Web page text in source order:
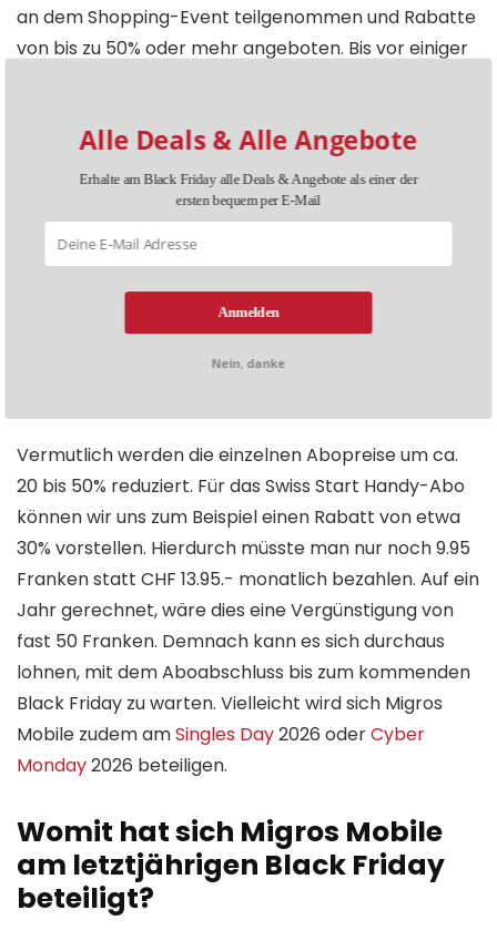
an dem Shopping-Event teilgenommen und Rabatte
von bis zu 50% oder mehr angeboten. Bis vor einiger
sich der Name der Marke mittlerweile geändert hat,
gehen wir davon aus, dass es am diesjährigen Black
Friday erneut zu guten Angeboten von Migros Mobile
kommen wird. Welche Rabatte uns am
2026 erwarten, wissen wir allerdings nicht.
Grundsätzlich rechnen wir mit Nachlässen auf
mehrere Handy-Abos und Internet-Abos – eventuell
werden sogar sämtliche Abos mit einem Black Friday
Vermutlich werden die einzelnen Abopreise um ca.
20 bis 50% reduziert. Für das Swiss Start Handy-Abo
können wir uns zum Beispiel einen Rabatt von etwa
30% vorstellen. Hierdurch müsste man nur noch 9.95
Franken statt CHF 13.95.- monatlich bezahlen. Auf ein
Jahr gerechnet, wäre dies eine Vergünstigung von
fast 50 Franken. Demnach kann es sich durchaus
lohnen, mit dem Aboabschluss bis zum kommenden
Black Friday zu warten. Vielleicht wird sich Migros
Mobile zudem amSingles Day2026 oderCyber
Monday2026 beteiligen.
Womit hat sich Migros Mobile
am letztjährigen Black Friday
beteiligt?
Anmelden
Alle Deals & Alle Angebote
Erhalte am Black Friday alle Deals & Angebote als einer der
ersten bequem per E-Mail
Nein, danke